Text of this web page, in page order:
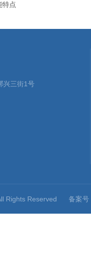
特点
兴三街1号
Rights Reserved 备案号